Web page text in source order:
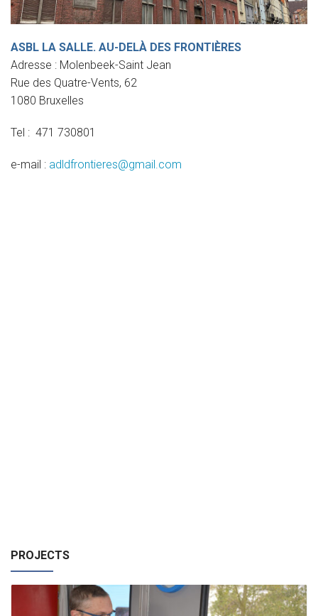
Nos programmes
Projets
RESSOURCES
ASBL LA SALLE. AU-DELÀ DES FRONTIÈRES
Adresse : Molenbeek-Saint Jean
Rue des Quatre-Vents, 62
1080 Bruxelles
Tel : 471 730801
e-mail : adldfrontieres@gmail.com
PROJECTS